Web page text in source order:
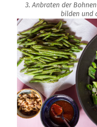
3. Anbraten der
bilden und